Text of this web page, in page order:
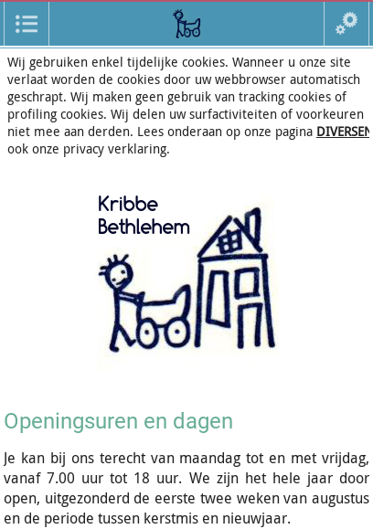
Wij gebruiken enkel tijdelijke cookies. Wanneer u onze site
verlaat worden de cookies door uw webbrowser automatisch
geschrapt. Wij maken geen gebruik van tracking cookies of
profiling cookies. Wij delen uw surfactiviteiten of voorkeuren
niet mee aan derden. Lees onderaan op onze pagina DIVERSEN
ook onze privacy verklaring.
Openingsuren en dagen
Je kan bij ons terecht van maandag tot en met vrijdag,
vanaf 7.00 uur tot 18 uur. We zijn het hele jaar door
open, uitgezonderd de eerste twee weken van augustus
en de periode tussen kerstmis en nieuwjaar.